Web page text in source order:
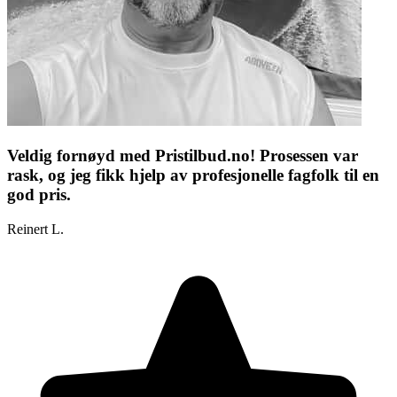
Veldig fornøyd med Pristilbud.no! Prosessen var
rask, og jeg fikk hjelp av profesjonelle fagfolk til en
god pris.
Reinert L.